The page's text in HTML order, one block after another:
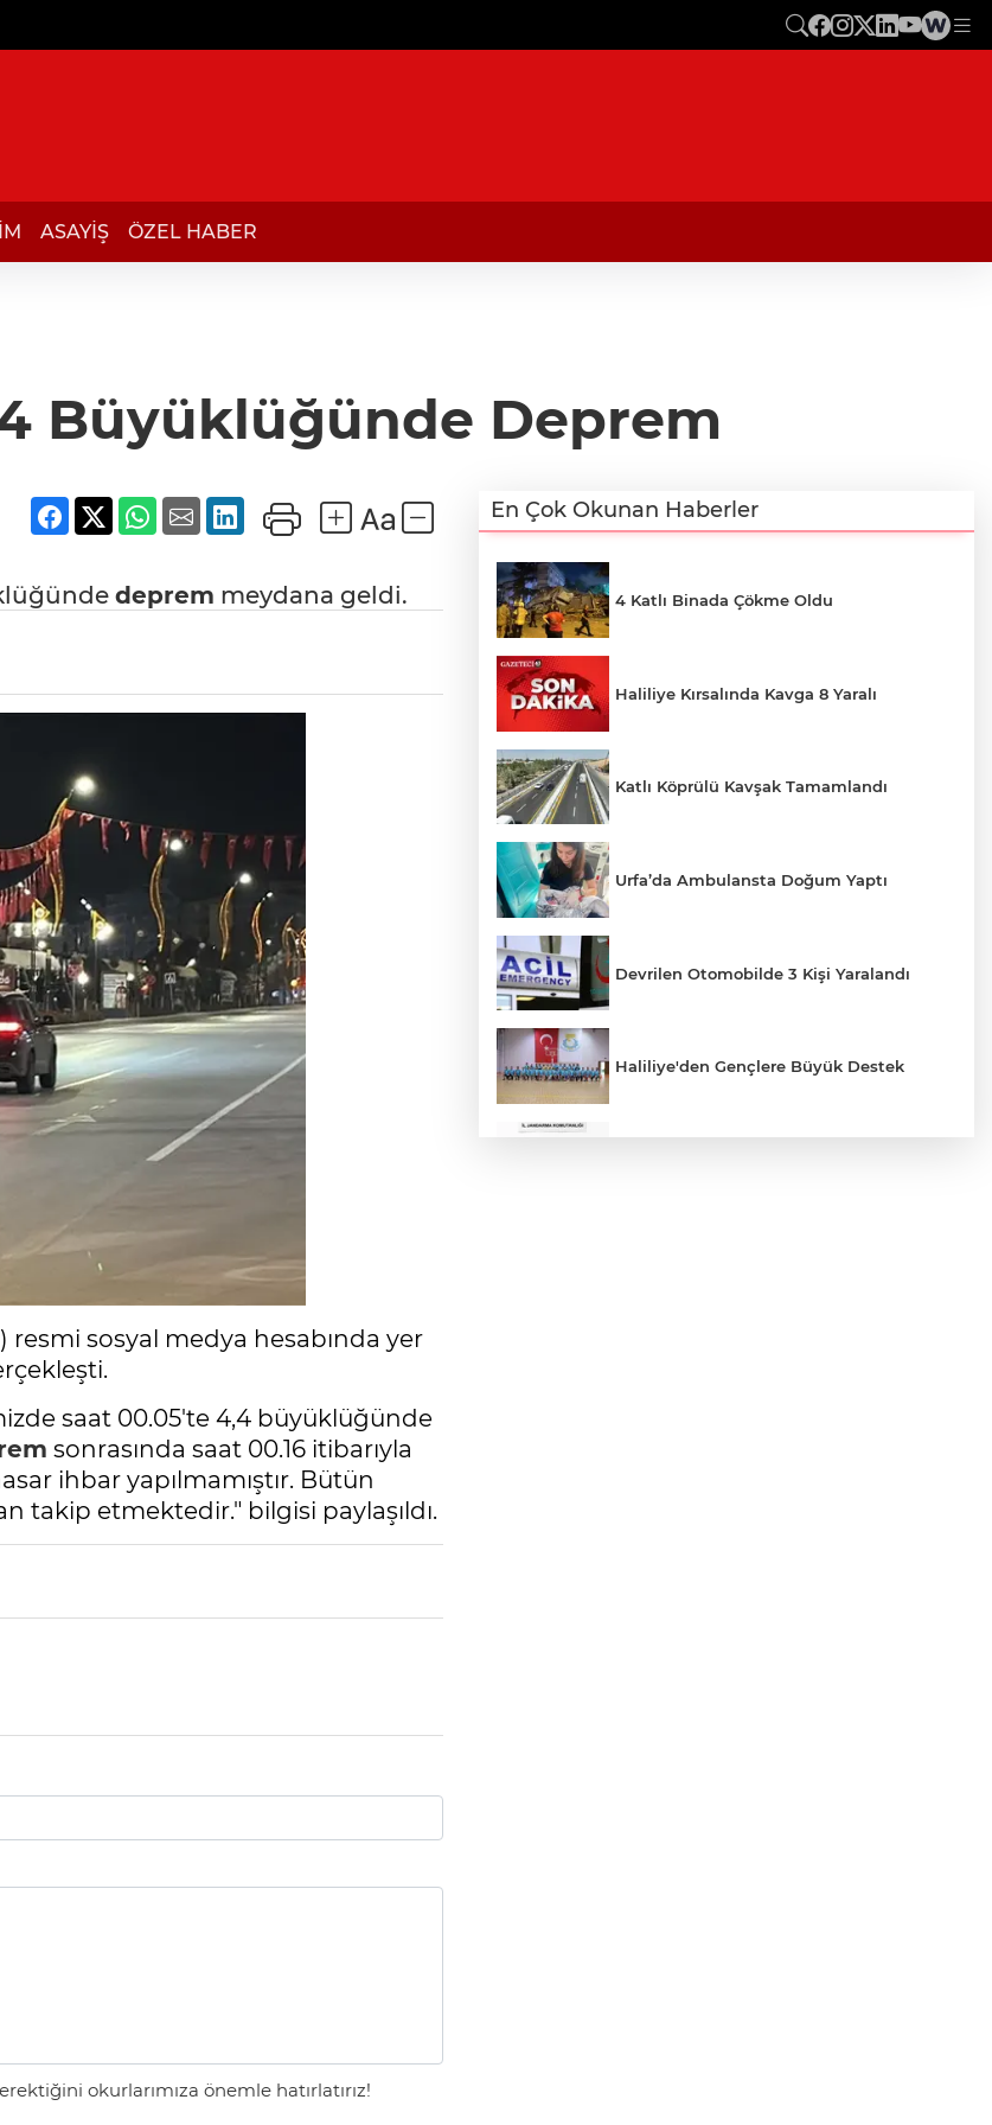
ASAYİŞ ÖZEL HABER
Büyüklüğünde Deprem
deprem meydana geldi.
resmi sosyal medya hesabında yer
saat 00.05'te 4,4 büyüklüğünde
sonrasında saat 00.16 itibarıyla
ihbar yapılmamıştır. Bütün
takip etmektedir." bilgisi paylaşıldı.
okurlarımıza önemle hatırlatırız!
En Çok Okunan Haberler
4 Katlı Binada Çökme Oldu
Haliliye Kırsalında Kavga 8 Yaralı
Katlı Köprülü Kavşak Tamamlandı
Urfa’da Ambulansta Doğum Yaptı
Devrilen Otomobilde 3 Kişi Yaralandı
Haliliye'den Gençlere Büyük Destek